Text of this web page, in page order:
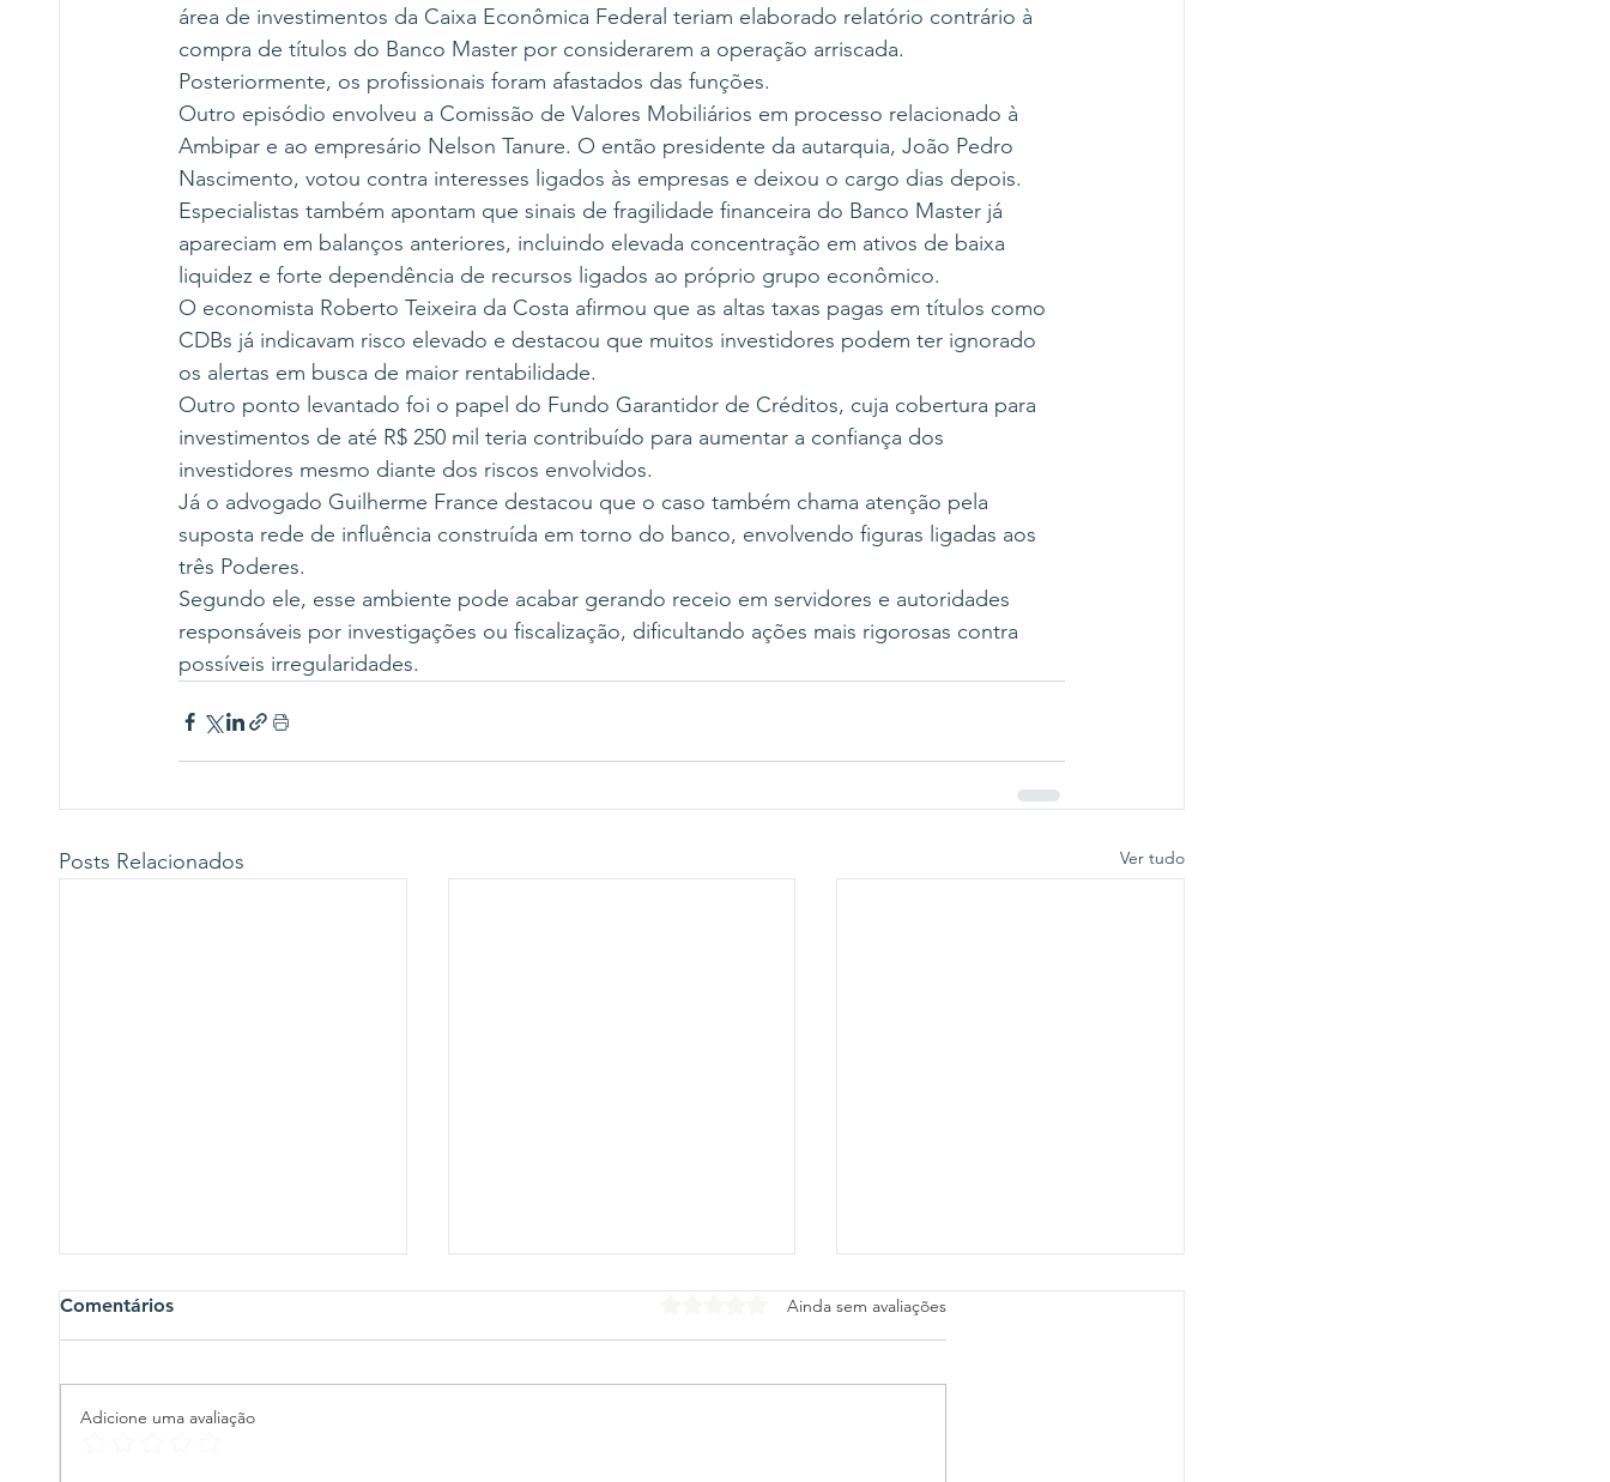
área de investimentos da Caixa Econômica Federal teriam elaborado relatório contrário à
compra de títulos do Banco Master por considerarem a operação arriscada.
Posteriormente, os profissionais foram afastados das funções.
Outro episódio envolveu a Comissão de Valores Mobiliários em processo relacionado à
Ambipar e ao empresário Nelson Tanure. O então presidente da autarquia, João Pedro
Nascimento, votou contra interesses ligados às empresas e deixou o cargo dias depois.
Especialistas também apontam que sinais de fragilidade financeira do Banco Master já
apareciam em balanços anteriores, incluindo elevada concentração em ativos de baixa
liquidez e forte dependência de recursos ligados ao próprio grupo econômico.
O economista Roberto Teixeira da Costa afirmou que as altas taxas pagas em títulos como
CDBs já indicavam risco elevado e destacou que muitos investidores podem ter ignorado
os alertas em busca de maior rentabilidade.
Outro ponto levantado foi o papel do Fundo Garantidor de Créditos, cuja cobertura para
investimentos de até R$ 250 mil teria contribuído para aumentar a confiança dos
investidores mesmo diante dos riscos envolvidos.
Já o advogado Guilherme France destacou que o caso também chama atenção pela
suposta rede de influência construída em torno do banco, envolvendo figuras ligadas aos
três Poderes.
Segundo ele, esse ambiente pode acabar gerando receio em servidores e autoridades
responsáveis por investigações ou fiscalização, dificultando ações mais rigorosas contra
possíveis irregularidades.
Posts Relacionados Ver tudo
Comentários Avaliado com 0 de 5 estrelas.
Ainda sem avaliações
Adicione uma avaliação